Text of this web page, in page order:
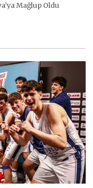
Mağlup Oldu